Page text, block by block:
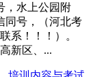
，水上公园附
同号，（河北考
系！！！）。
新区、...